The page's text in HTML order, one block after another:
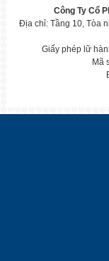
Công Ty Cổ
Địa chỉ: Tầng 10, Tòa
Giấy phép lữ
Mã